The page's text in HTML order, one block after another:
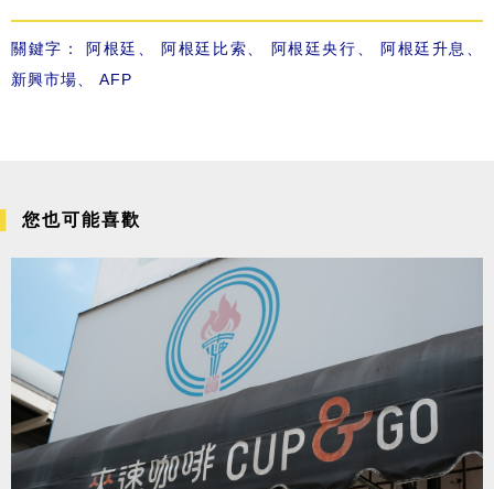
關鍵字：阿根廷 、阿根廷比索 阿根廷央行 阿根廷升息
新興市場
AFP
您也可能喜歡